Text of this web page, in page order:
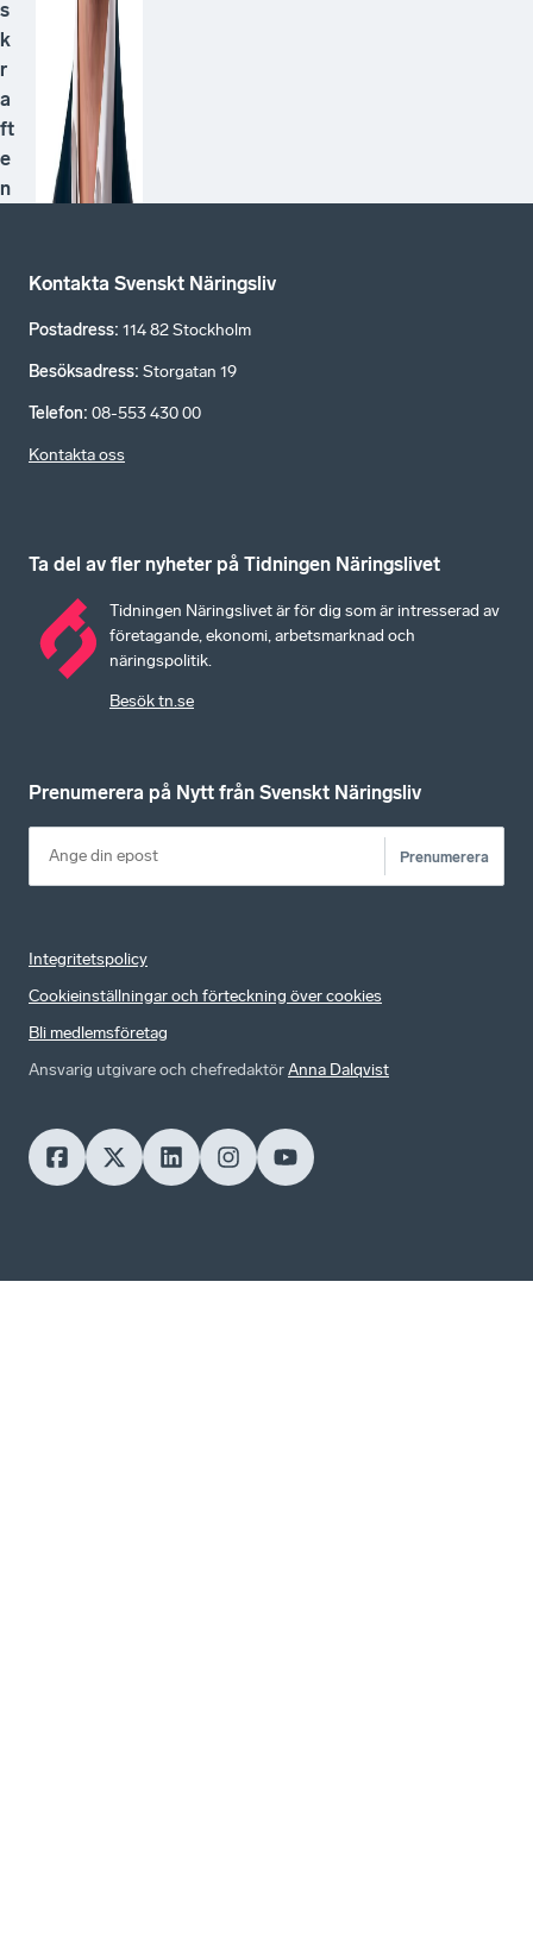
s
k
r
a
ft
e
n
Kontakta Svenskt Näringsliv
Postadress: 114 82 Stockholm
Besöksadress: Storgatan 19
Telefon: 08-553 430 00
Kontakta oss
Ta del av fler nyheter på Tidningen Näringslivet
Tidningen Näringslivet är för dig som är intresserad av
företagande, ekonomi, arbetsmarknad och
näringspolitik.
Besök tn.se
Prenumerera på Nytt från Svenskt Näringsliv
Prenumerera
Integritetspolicy
Cookieinställningar och förteckning över cookies
Bli medlemsföretag
Ansvarig utgivare och chefredaktörAnna Dalqvist